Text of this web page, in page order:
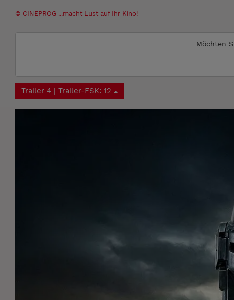
© CINEPROG ...macht Lust auf Ihr Kino!
Möchten
Trailer 4 | Trailer-FSK: 12